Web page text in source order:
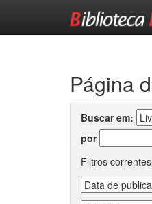
Página
Buscar em:
por
Filtros